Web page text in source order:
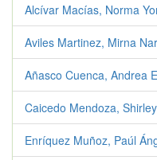
Alcívar Macías, Norma
Aviles Martinez, Mirna
Añasco Cuenca, Andrea
Caicedo Mendoza,
Enríquez Muñoz, Paúl